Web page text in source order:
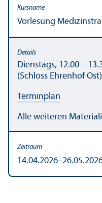
Vorlesung
Dienstags, 12.00 –
(Schloss Ehrenhof Ost)
Terminplan
Alle weiteren